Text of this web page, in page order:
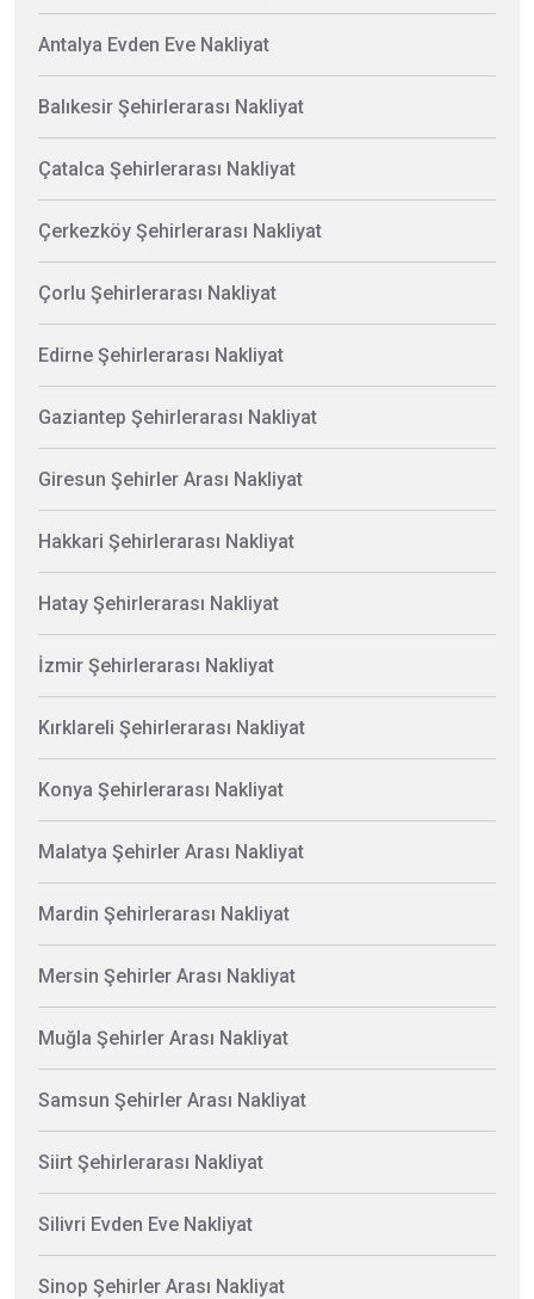
Antalya Evden Eve Nakliyat
Balıkesir Şehirlerarası Nakliyat
Çatalca Şehirlerarası Nakliyat
Çerkezköy Şehirlerarası Nakliyat
Çorlu Şehirlerarası Nakliyat
Edirne Şehirlerarası Nakliyat
Gaziantep Şehirlerarası Nakliyat
Giresun Şehirler Arası Nakliyat
Hakkari Şehirlerarası Nakliyat
Hatay Şehirlerarası Nakliyat
İzmir Şehirlerarası Nakliyat
Kırklareli Şehirlerarası Nakliyat
Konya Şehirlerarası Nakliyat
Malatya Şehirler Arası Nakliyat
Mardin Şehirlerarası Nakliyat
Mersin Şehirler Arası Nakliyat
Muğla Şehirler Arası Nakliyat
Samsun Şehirler Arası Nakliyat
Siirt Şehirlerarası Nakliyat
Silivri Evden Eve Nakliyat
Sinop Şehirler Arası Nakliyat